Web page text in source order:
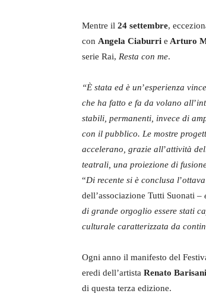
Mentre il 24 settembre,
con Angela Ciaburri e Arturo
serie Rai, Resta con me.
“È stata ed è un’esperienza
che ha fatto e fa da volano all’
stabili, permanenti, invece di
con il pubblico. Le mostre
accelerano, grazie all’attività
teatrali, una proiezione di
“Di recente si è conclusa l’
dell’associazione Tutti Suonati –
di grande orgoglio essere stati
culturale caratterizzata da
Ogni anno il manifesto del
eredi dell’artista Renato Barisani
di questa terza edizione.